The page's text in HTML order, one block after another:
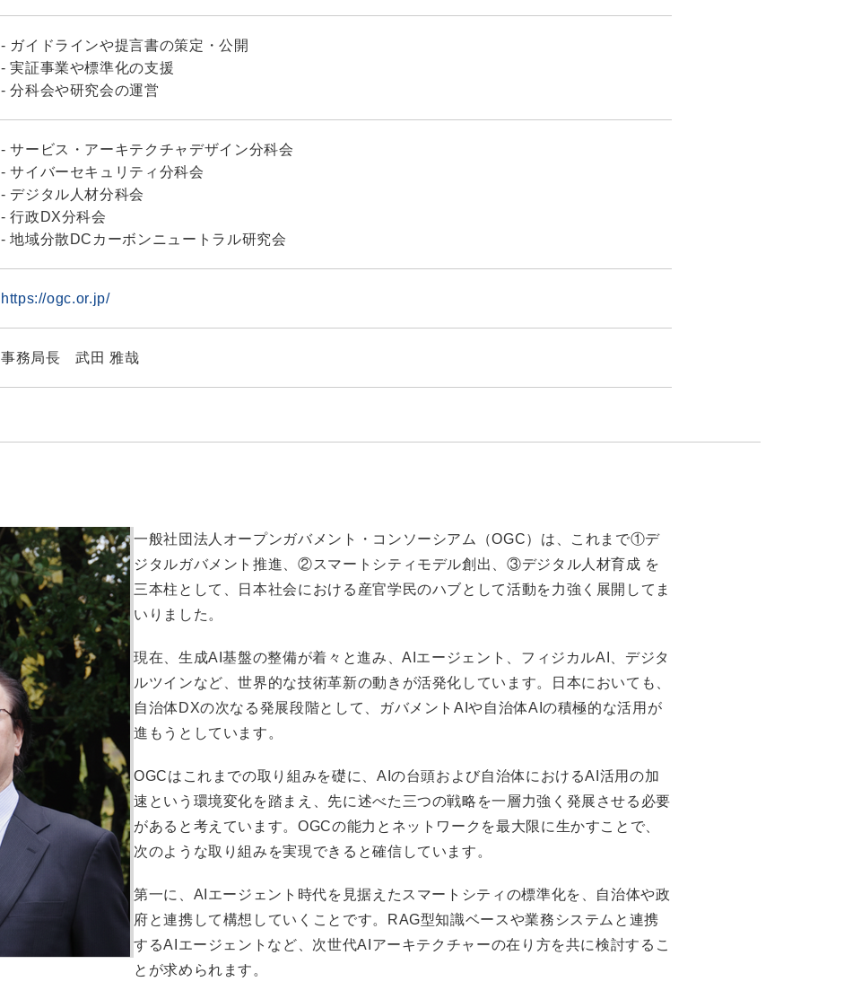
ガイドラインや提言書の策定・公開
実証事業や標準化の支援
分科会や研究会の運営
サービス・アーキテクチャデザイン分科会
サイバーセキュリティ分科会
デジタル人材分科会
行政DX分科会
地域分散DCカーボンニュートラル研究会
https://ogc.or.jp/
事務局長 武田 雅哉
一般社団法人オープンガバメント・コンソーシアム（OGC）は、これまで①デ
ジタルガバメント推進、②スマートシティモデル創出、③デジタル人材育成 を
三本柱として、日本社会における産官学民のハブとして活動を力強く展開してま
いりました。
現在、生成AI基盤の整備が着々と進み、AIエージェント、フィジカルAI、デジタ
ルツインなど、世界的な技術革新の動きが活発化しています。日本においても、
自治体DXの次なる発展段階として、ガバメントAIや自治体AIの積極的な活用が
進もうとしています。
OGCはこれまでの取り組みを礎に、AIの台頭および自治体におけるAI活用の加
速という環境変化を踏まえ、先に述べた三つの戦略を一層力強く発展させる必要
があると考えています。OGCの能力とネットワークを最大限に生かすことで、
次のような取り組みを実現できると確信しています。
第一に、AIエージェント時代を見据えたスマートシティの標準化を、自治体や政
府と連携して構想していくことです。RAG型知識ベースや業務システムと連携
するAIエージェントなど、次世代AIアーキテクチャーの在り方を共に検討するこ
とが求められます。